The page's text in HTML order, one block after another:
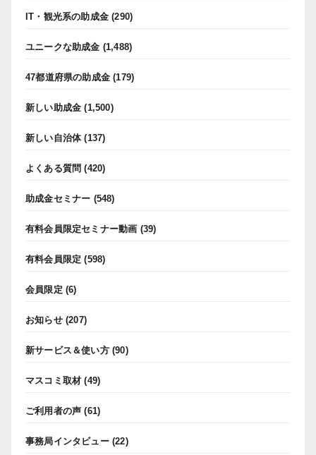
IT・観光系の助成金 (290)
ユニークな助成金 (1,488)
47都道府県の助成金 (179)
新しい助成金 (1,500)
新しい自治体(137)
よくある質問 (420)
助成金セミナー (548)
有料会員限定セミナー動画 (39)
有料会員限定 (598)
会員限定 (6)
お知らせ(207)
新サービス＆使い方(90)
マスコミ取材 (49)
ご利用者の声 (61)
事務局インタビュー(22)